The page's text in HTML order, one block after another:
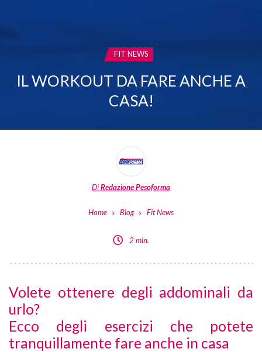
CATEGORIA:
FIT NEWS
IL WORKOUT DA FARE ANCHE A
CASA!
DiRedazione Pesoforma
Home Blog Fit News
2 min.
Volete ottenere degli addominali da
urlo?
Ecco degli esercizi che potete
tranquillamente fare anche in casa